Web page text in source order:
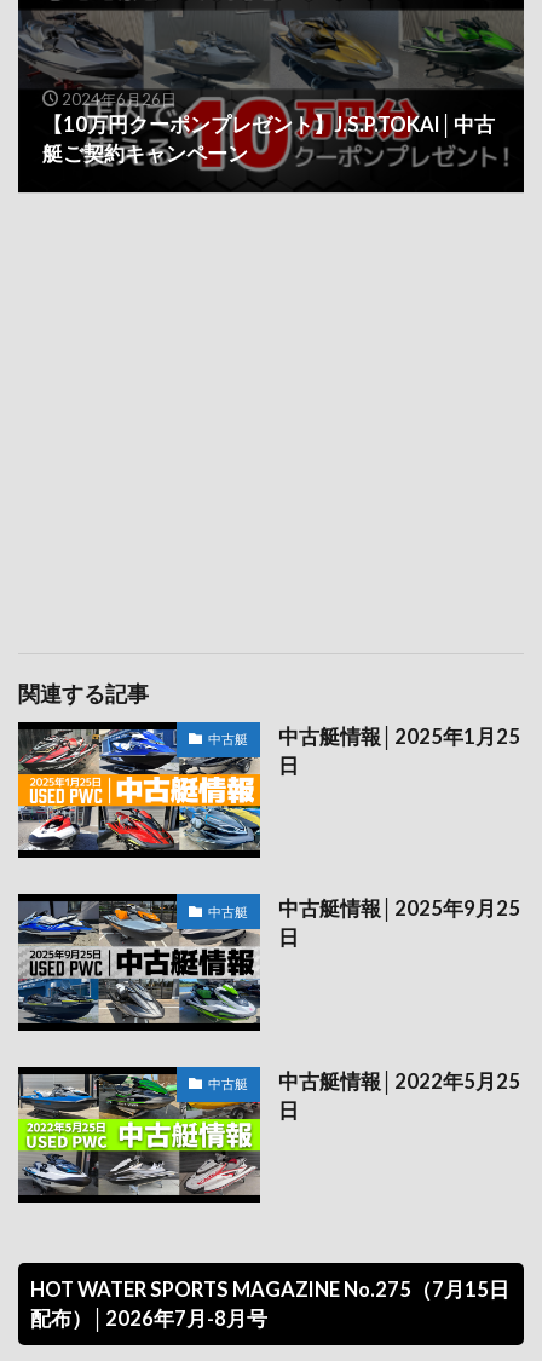
2024年6月26日
【10万円クーポンプレゼント】J.S.P.TOKAI│中古
艇ご契約キャンペーン
関連する記事
中古艇
中古艇情報│2025年1月25
日
中古艇
中古艇情報│2025年9月25
日
中古艇
中古艇情報│2022年5月25
日
HOT WATER SPORTS MAGAZINE No.275（7月15日
配布）│2026年7月-8月号